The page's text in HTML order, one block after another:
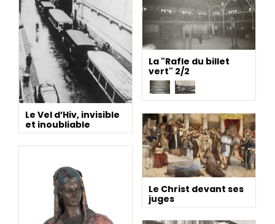
Le Vel d’Hiv, invisible
et inoubliable
La "Rafle du billet
vert" 2/2
Le Christ devant ses
juges